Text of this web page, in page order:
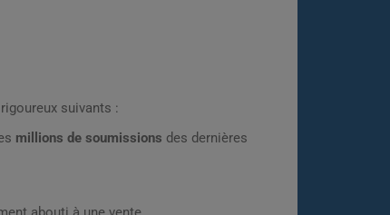
suivants :
millions de soumissions des dernières